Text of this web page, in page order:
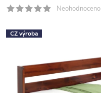
Neohodnoceno
CZ výroba